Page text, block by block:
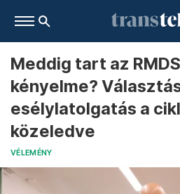
Meddig tart az
kényelme?
esélylatolgatás a
közeledve
VÉLEMÉNY